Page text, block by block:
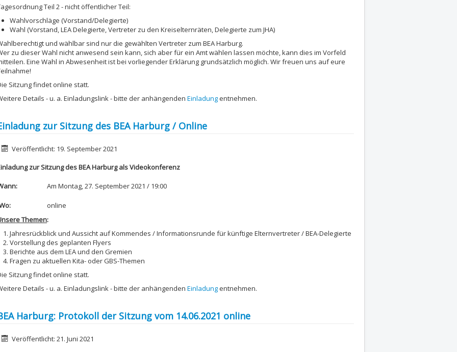
Teil 2 - nicht öffentlicher Teil:
Wahlvorschläge (Vorstand/Delegierte)
Wahl (Vorstand, LEA Delegierte, Vertreter zu den Kreiselternräten, Delegierte zum JHA)
und wählbar sind nur die gewählten Vertreter zum BEA Harburg.
zu dieser Wahl nicht anwesend sein kann, sich aber für ein Amt wählen lassen möchte, kann dies im Vorfeld
Eine Wahl in Abwesenheit ist bei vorliegender Erklärung grundsätzlich möglich. Wir freuen uns auf eure
Sitzung findet online statt.
Details - u. a. Einladungslink - bitte der anhängenden Einladungentnehmen.
zur Sitzung des BEA Harburg / Online
Veröffentlicht: 19. September 2021
zur Sitzung des BEA Harburg als Videokonferenz
Am Montag, 27. September 2021 / 19:00
online
Themen:
Jahresrückblick und Aussicht auf Kommendes / Informationsrunde für künftige Elternvertreter / BEA-Delegierte
Vorstellung des geplanten Flyers
Berichte aus dem LEA und den Gremien
Fragen zu aktuellen Kita- oder GBS-Themen
Sitzung findet online statt.
Details - u. a. Einladungslink - bitte der anhängenden Einladungentnehmen.
Harburg: Protokoll der Sitzung vom 14.06.2021 online
Veröffentlicht: 21. Juni 2021